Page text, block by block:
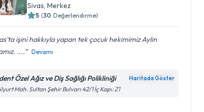
Sivas,Merkez
5 (30 Değerlendirme)
işini hakkıyla yapan tek çocuk hekimimiz Aylin
....
Devamı
Özel Ağız ve Diş Sağlığı Polikliniği Haritada Göster
Mah. Sultan Şehir Bulvarı 42/1 İç Kapı: Z1